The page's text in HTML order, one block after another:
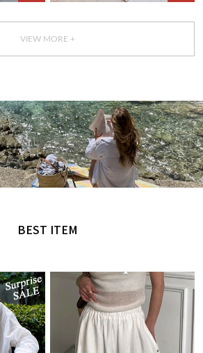
VIEW MORE +
BEST ITEM